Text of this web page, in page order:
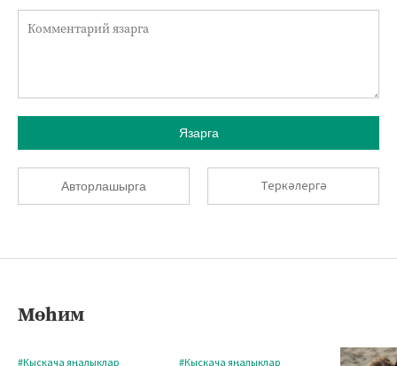
Язарга
Авторлашырга Теркәлергә
Мөһим
#Кыскача яңалыклар #Кыскача яңалыклар